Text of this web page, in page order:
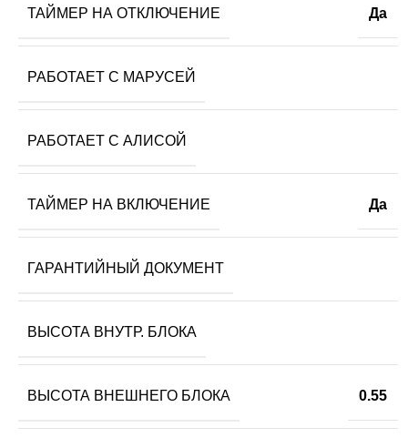
ТАЙМЕР НА ОТКЛЮЧЕНИЕ Да
РАБОТАЕТ С МАРУСЕЙ
РАБОТАЕТ С АЛИСОЙ
ТАЙМЕР НА ВКЛЮЧЕНИЕ Да
ГАРАНТИЙНЫЙ ДОКУМЕНТ
ВЫСОТА ВНУТР. БЛОКА
ВЫСОТА ВНЕШНЕГО БЛОКА 0.55